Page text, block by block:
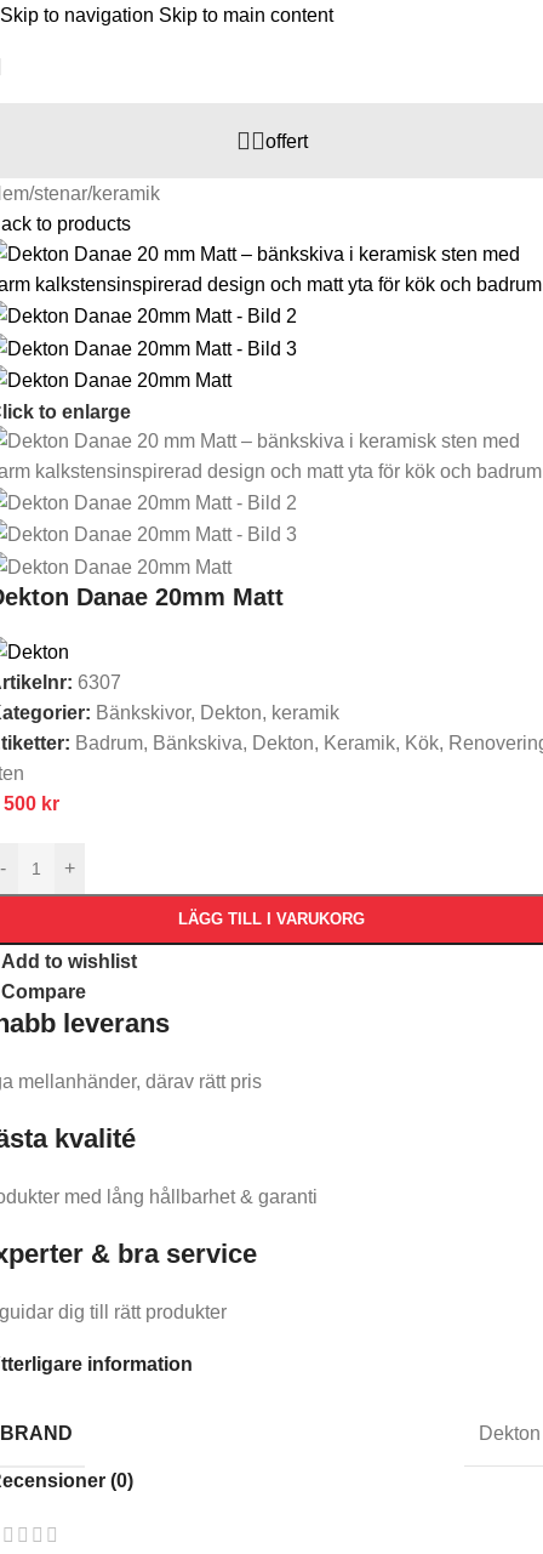
Skip to navigation Skip to main content
offert
/stenar/keramik
to products
to enlarge
Danae 20mm Matt
6307
Bänkskivor, Dekton, keramik
Badrum, Bänkskiva, Dekton, Keramik, Kök,
500 kr
- +
LÄGG TILL I VARUKORG
Add to wishlist
Compare
leverans​
mellanhänder, därav rätt pris
kvalité
med lång hållbarhet & garanti
& bra service
dig till rätt produkter
information
BRAND Dekton
(0)